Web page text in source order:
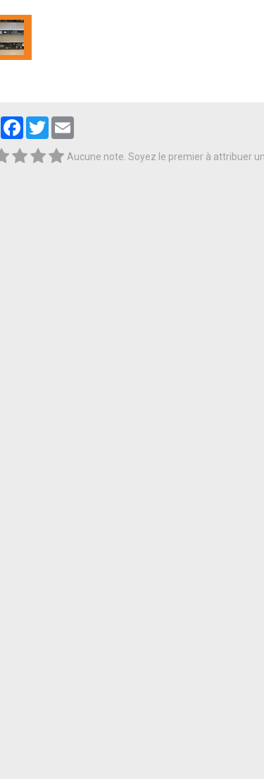
PartagerFacebook
Twitter
Aucune note. Soyez le premier à attribuer